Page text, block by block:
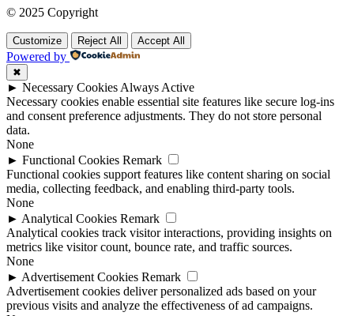
© 2025 Copyright
Customize Reject All Accept All
Powered by
✖
► Necessary Cookies Always Active
Necessary cookies enable essential site features like secure log-ins
and consent preference adjustments. They do not store personal
data.
None
► Functional Cookies Remark
Functional cookies support features like content sharing on social
media, collecting feedback, and enabling third-party tools.
None
► Analytical Cookies Remark
Analytical cookies track visitor interactions, providing insights on
metrics like visitor count, bounce rate, and traffic sources.
None
► Advertisement Cookies Remark
Advertisement cookies deliver personalized ads based on your
previous visits and analyze the effectiveness of ad campaigns.